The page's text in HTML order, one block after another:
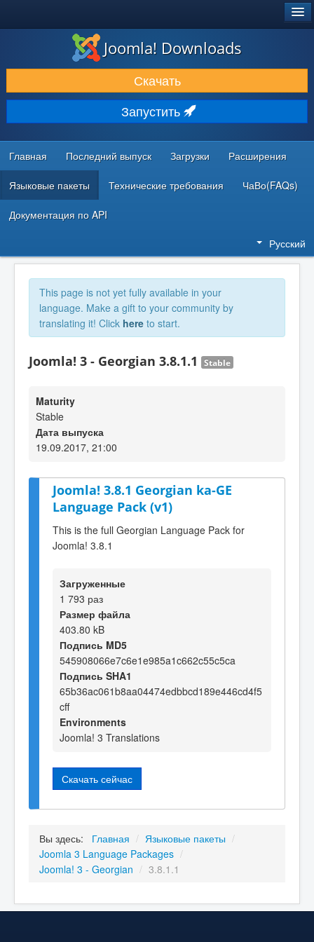
ЗАГРУЗКИ И РАСШИРЕНИЯ
ДОКУМЕНТАЦИЯ И ОБУЧЕНИЕ
СООБЩЕСТВО И ПОДДЕРЖКА
РЕСУРСЫ ДЛЯ РАЗРАБОТЧИКОВ
Joomla! Downloads
Скачать
Запустить
Главная Последний выпуск Загрузки Расширения
Языковые пакеты Технические требования ЧаВо(FAQs)
Документация по API
Русский
This page is not yet fully available in your
language. Make a gift to your community by
translating it! Click here to start.
Joomla! 3 - Georgian 3.8.1.1 Stable
Maturity
Stable
Дата выпуска
19.09.2017, 21:00
Joomla! 3.8.1 Georgian ka-GE
Language Pack (v1)
This is the full Georgian Language Pack for
Joomla! 3.8.1
Загруженные
1 793 раз
Размер файла
403.80 kB
Подпись MD5
545908066e7c6e1e985a1c662c55c5ca
Подпись SHA1
65b36ac061b8aa04474edbbcd189e446cd4f5
cff
Environments
Joomla! 3 Translations
Скачать сейчас
Вы здесь: Главная / Языковые пакеты /
Joomla 3 Language Packages /
Joomla! 3 - Georgian / 3.8.1.1